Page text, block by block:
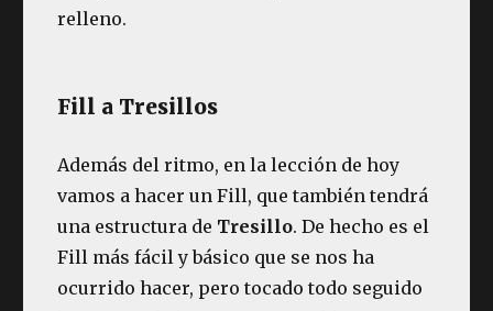
relleno.
Fill a Tresillos
Además del ritmo, en la lección de hoy
vamos a hacer un Fill, que también tendrá
una estructura de Tresillo. De hecho es el
Fill más fácil y básico que se nos ha
ocurrido hacer, pero tocado todo seguido